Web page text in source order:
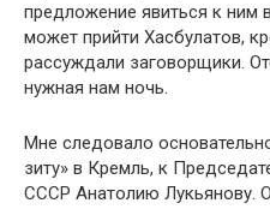
предложение явиться к ним
может прийти Хас­булатов,
рассуждали заговор­щики.
нужная нам ночь.
Мне следовало
зиту» в Кремль, к
СССР Анатолию Лукьянову.